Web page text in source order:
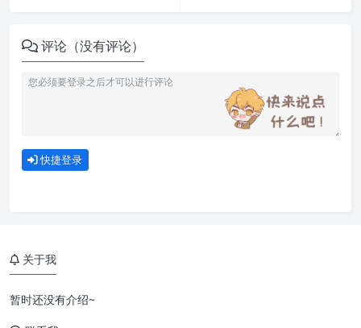
评论（没有评论）
快捷登录
关于我
暂时还没有介绍~